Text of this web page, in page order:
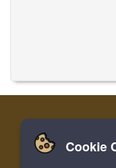
Zuhause
Cookie